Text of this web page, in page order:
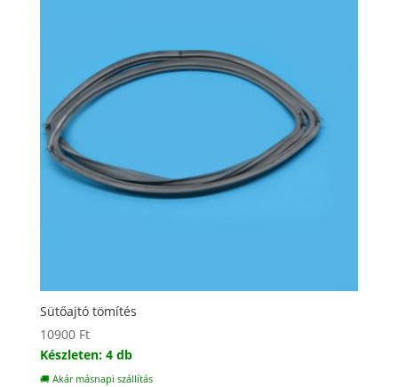
Sütőajtó tömítés
10900 Ft
Készleten: 4 db
🚚 Akár másnapi szállítás